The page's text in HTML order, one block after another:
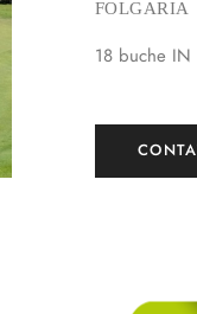
FOLGARIA
18 buche IN